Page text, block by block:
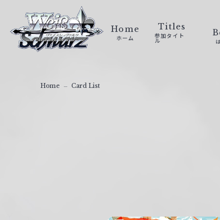
ァ
Home
ホーム
Titles
参加タイト
ル
Home Card List